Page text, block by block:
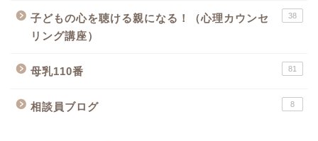
子どもの心を聴ける親になる！（心理カウンセ
リング講座）
38
母乳110番 81
相談員ブログ 8